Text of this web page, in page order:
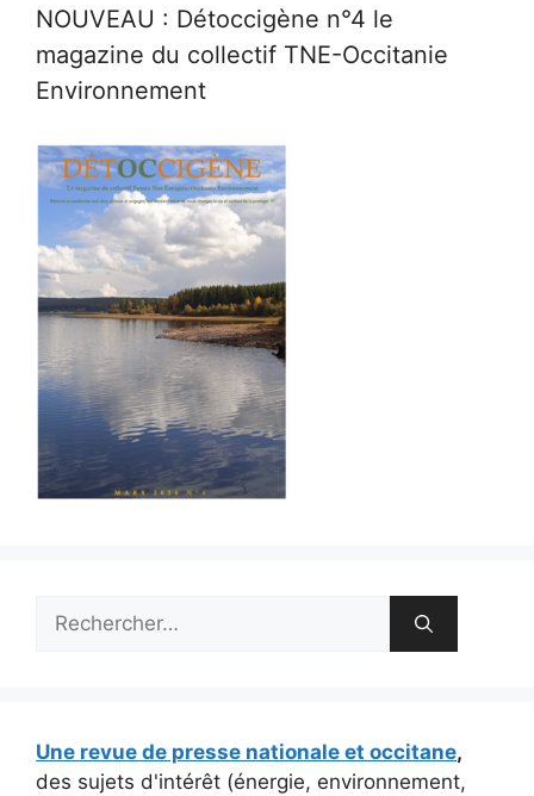
NOUVEAU : Détoccigène n°4 le
magazine du collectif TNE-Occitanie
Environnement
Rechercher :
Une revue de presse nationale et occitane,
des sujets d'intérêt (énergie, environnement,